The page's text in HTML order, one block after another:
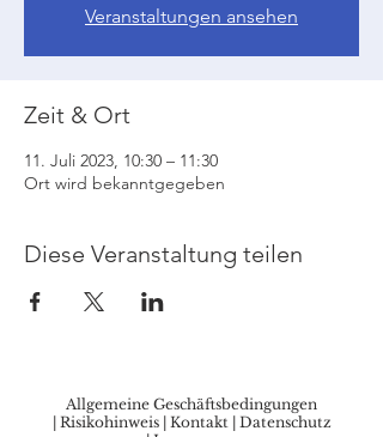
Veranstaltungen ansehen
Zeit & Ort
11. Juli 2023, 10:30 – 11:30
Ort wird bekanntgegeben
Diese Veranstaltung teilen
Allgemeine Geschäftsbedingungen
| Risikohinweis| Kontakt | Datenschutz